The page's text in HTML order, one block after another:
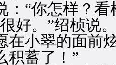
：“你怎样？
。”绍桢说。
在小翠的面前
积蓄了！”